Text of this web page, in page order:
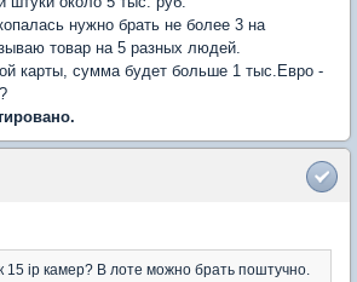
нужно брать не более 3 на
товар на 5 разных людей.
карты, сумма будет больше 1 тыс.Евро -
15 ip камер? В лоте можно брать поштучно.